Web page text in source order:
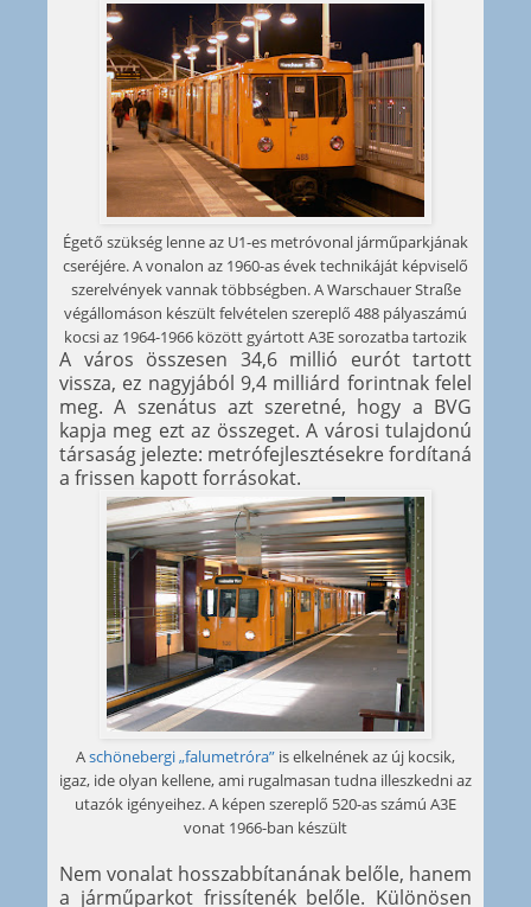
Égető szükség lenne az U1-es metróvonal járműparkjának
cseréjére. A vonalon az 1960-as évek technikáját képviselő
szerelvények vannak többségben. A Warschauer Straße
végállomáson készült felvételen szereplő 488 pályaszámú
kocsi az 1964-1966 között gyártott A3E sorozatba tartozik
A város összesen 34,6 millió eurót tartott
vissza, ez nagyjából 9,4 milliárd forintnak felel
meg. A szenátus azt szeretné, hogy a BVG
kapja meg ezt az összeget. A városi tulajdonú
társaság jelezte: metrófejlesztésekre fordítaná
a frissen kapott forrásokat.
Aschönebergi „falumetróra” is elkelnének az új kocsik,
igaz, ide olyan kellene, ami rugalmasan tudna illeszkedni az
utazók igényeihez. A képen szereplő 520-as számú A3E
vonat 1966-ban készült
Nem vonalat hosszabbítanának belőle, hanem
a járműparkot frissítenék belőle. Különösen